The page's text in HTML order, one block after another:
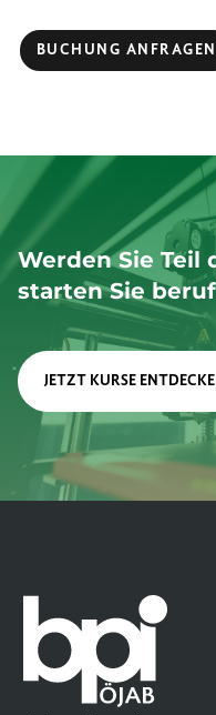
BUCHUNG ANFRAGEN
Werden Sie Teil
starten Sie
JETZT KURSE